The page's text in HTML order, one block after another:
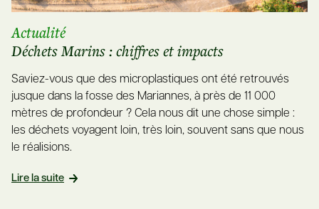
Actualité
Déchets Marins : chiffres et impacts
Saviez-vous que des microplastiques ont été retrouvés
jusque dans la fosse des Mariannes, à près de 11 000
mètres de profondeur ? Cela nous dit une chose simple :
les déchets voyagent loin, très loin, souvent sans que nous
le réalisions.
Lire la suite